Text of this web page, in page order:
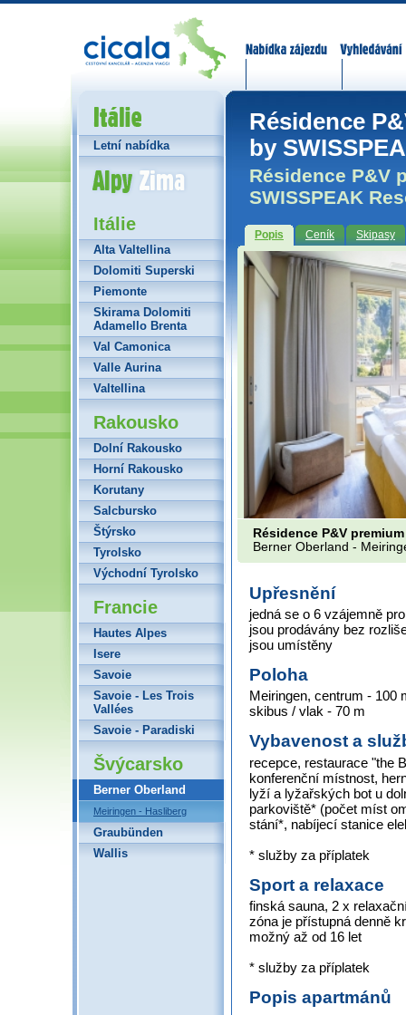
Résidence
by
Résidence P&V
SWISSPEAK
Popis Ceník Skipasy
Résidence P&V
Berner Oberland -
Upřesnění
jedná se o 6 vzájemně
jsou prodávány bez
jsou umístěny
Poloha
Meiringen, centrum - 100
skibus / vlak - 70 m
Vybavenost a
recepce, restaurace "the
konferenční místnost,
lyží a lyžařských bot u
parkoviště* (počet míst
stání*, nabíjecí stanice
* služby za příplatek
Sport a relaxace
finská sauna, 2 x
zóna je přístupná denně
možný až od 16 let
* služby za příplatek
Popis apartmánů
Itálie
Letní nabídka
Alpy Zima
Itálie
Alta Valtellina
Dolomiti Superski
Piemonte
Skirama Dolomiti
Adamello Brenta
Val Camonica
Valle Aurina
Valtellina
Rakousko
Dolní Rakousko
Horní Rakousko
Korutany
Salcbursko
Štýrsko
Tyrolsko
Východní Tyrolsko
Francie
Hautes Alpes
Isere
Savoie
Savoie - Les Trois
Vallées
Savoie - Paradiski
Švýcarsko
Berner Oberland
Meiringen - Hasliberg
Graubünden
Wallis